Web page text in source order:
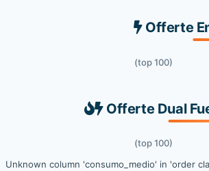
Offerte
(top 100)
Offerte Dual
(top 100)
Unknown column 'consumo_medio' in 'order